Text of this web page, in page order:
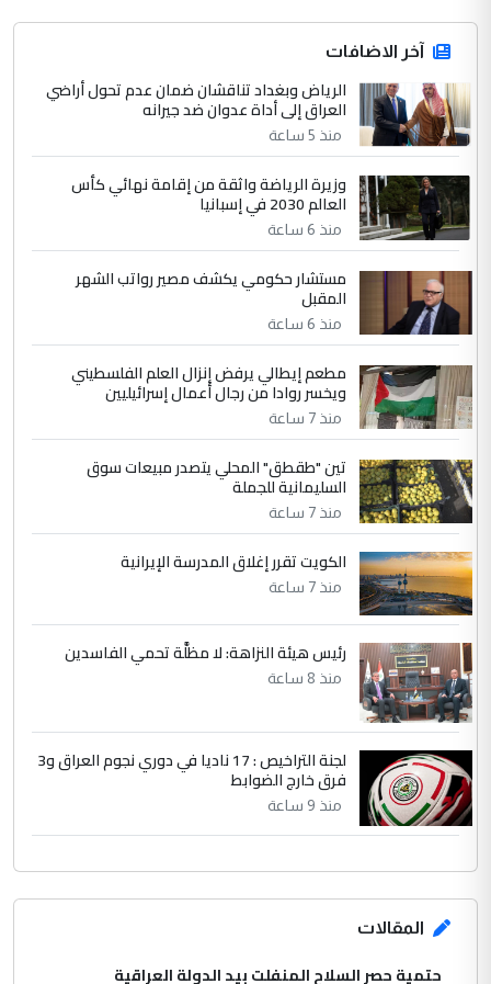
جنسية الرافد الثالث للعراق ومن اصول عريقة
ابا فرات ...
الموضوع :
الجواهري يرد على صدام حسين سل
مضجعيك يابن الزنا (نص كامل)
سردار
التعليق : واحد من عصابة علي ماما يسقط
جنسية الرافد الثالث للعراق ومن اصول عريقة
ابا فرات ...
الموضوع :
الجواهري يرد على صدام حسين سل
مضجعيك يابن الزنا (نص كامل)
5 حيدر عاشور
التعليق : تحياتي لك استاذ حامدتركان. كلام
دقيق ومسؤول؛ فالاستثمار الحقيقي للإنسان
وثروات البلد يعتمد على الكفاءة ...
الموضوع :
بين الإهمال واغتصاب الأرض.. بلاد
الرافدين تعاني الجفاف والتصحر!!
آخر الاضافات
الرياض وبغداد تناقشان ضمان عدم تحول أراضي
العراق إلى أداة عدوان ضد جيرانه
منذ 5 ساعة
وزيرة الرياضة واثقة من إقامة نهائي كأس
العالم 2030 في إسبانيا
منذ 6 ساعة
مستشار حكومي يكشف مصير رواتب الشهر
المقبل
منذ 6 ساعة
مطعم إيطالي يرفض إنزال العلم الفلسطيني
ويخسر روادا من رجال أعمال إسرائيليين
منذ 7 ساعة
تين "طقطق" المحلي يتصدر مبيعات سوق
السليمانية للجملة
منذ 7 ساعة
الكويت تقرر إغلاق المدرسة الإيرانية
منذ 7 ساعة
رئيس هيئة النزاهة: لا مظلَّة تحمي الفاسدين
منذ 8 ساعة
لجنة التراخيص : 17 ناديا في دوري نجوم العراق و3
فرق خارج الضوابط
منذ 9 ساعة
المقالات
حتمية حصر السلاح المنفلت بيد الدولة العراقية